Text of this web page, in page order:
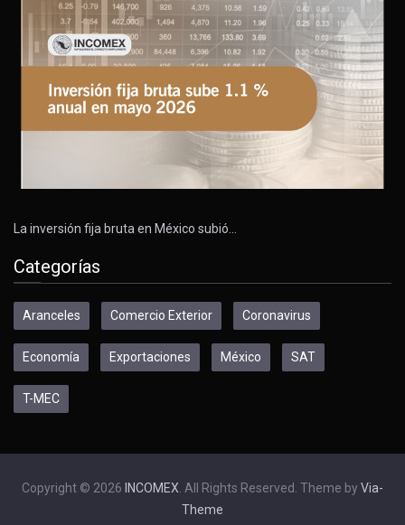
La inversión fija bruta en México subió…
Categorías
Aranceles Comercio Exterior Coronavirus
Economía Exportaciones México SAT
T-MEC
Copyright © 2026 INCOMEX . All Rights Reserved. Theme by Via-
Theme